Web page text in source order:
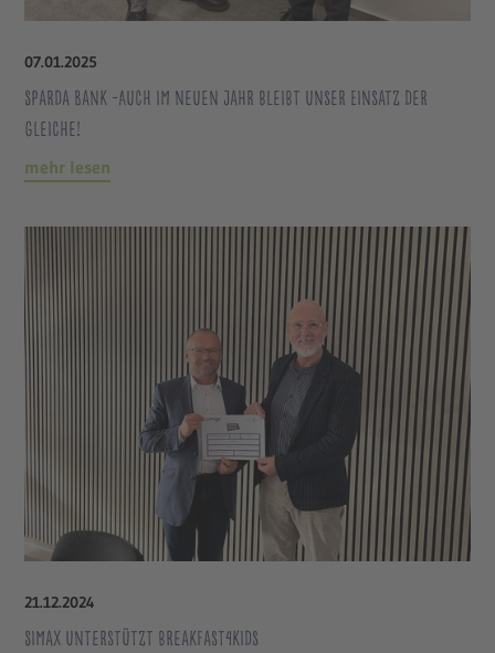
07.01.2025
Sparda Bank -Auch im neuen Jahr bleibt unser Einsatz der
gleiche!
mehr lesen
21.12.2024
Simax unterstützt breakfast4kids